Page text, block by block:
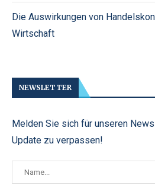
Die Auswirkungen von
Wirtschaft
NEWSLETTER
Melden Sie sich für unseren
Update zu verpassen!